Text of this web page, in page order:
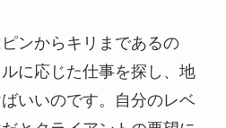
ンからキリまであるの
に応じた仕事を探し、地
いいのです。自分のレベ